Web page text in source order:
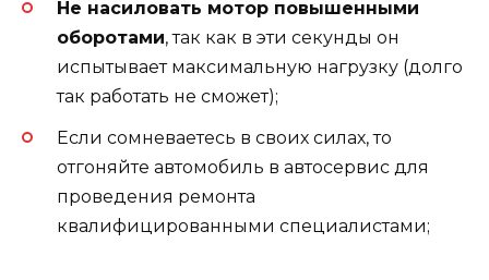
Не насиловать мотор повышенными
оборотами, так как в эти секунды он
испытывает максимальную нагрузку (долго
так работать не сможет);
Если сомневаетесь в своих силах, то
отгоняйте автомобиль в автосервис для
проведения ремонта
квалифицированными специалистами;